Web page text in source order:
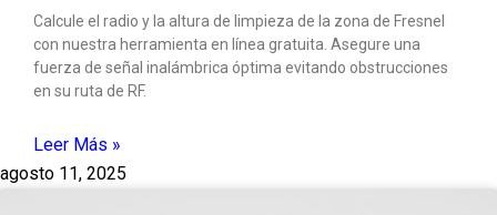
Calcule el radio y la altura de limpieza de la zona de Fresnel
con nuestra herramienta en línea gratuita. Asegure una
fuerza de señal inalámbrica óptima evitando obstrucciones
en su ruta de RF.
Leer Más »
agosto 11, 2025